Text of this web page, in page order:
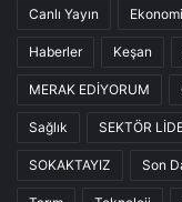
Canlı Yayın Ekonomi
Haberler Keşan
MERAK EDİYORUM
Sağlık SEKTÖR
SOKAKTAYIZ Son